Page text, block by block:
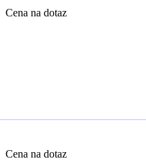
Cena na dotaz
Cena na dotaz